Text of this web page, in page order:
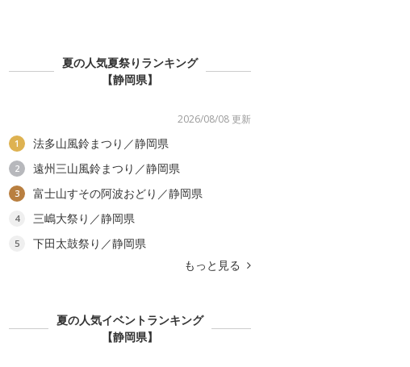
夏の人気夏祭りランキング
【静岡県】
2026/08/08 更新
1 法多山風鈴まつり／静岡県
2 遠州三山風鈴まつり／静岡県
3 富士山すその阿波おどり／静岡県
4 三嶋大祭り／静岡県
5
下田太鼓祭り／静岡県
もっと見る
夏の人気イベントランキング
【静岡県】